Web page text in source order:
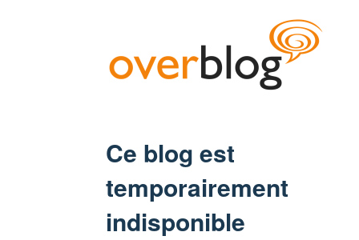
Ce blog est
temporairement
indisponible